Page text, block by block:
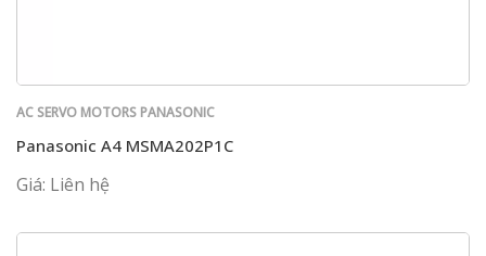
AC SERVO MOTORS PANASONIC
Panasonic A4 MSMA202P1C
Giá: Liên hệ